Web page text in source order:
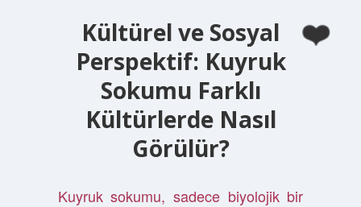
Kültürel ve Sosyal
Perspektif: Kuyruk
Sokumu Farklı
Kültürlerde Nasıl
Görülür?
Kuyruk sokumu, sadece biyolojik bir